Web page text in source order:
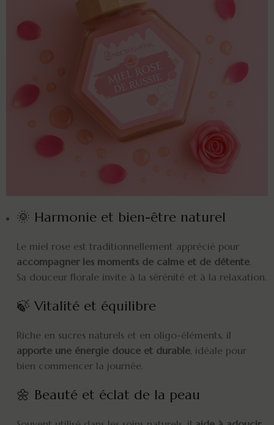
🌞 Harmonie et bien-être naturel
Le miel rose est traditionnellement apprécié pour
accompagner les moments de calme et de détente.
Sa douceur florale invite à la sérénité et à la relaxation.
🍃 Vitalité et équilibre
Riche en sucres naturels et en oligo-éléments, il
apporte une énergie douce et durable, idéale pour
bien commencer la journée.
🌼 Beauté et éclat de la peau